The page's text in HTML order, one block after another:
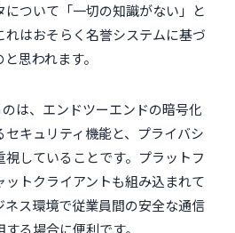
ついて「一切の知識がない」と
れはおそらく名誉システムに基づ
思われます。
は、エンドツーエンドの暗号化
キュリティ機能と、プライバシ
していることです。プラットフ
ットクライアントも組み込まれて
ネス環境で従業員間の安全な通信